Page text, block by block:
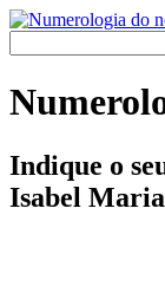
Indique o
Isabel Maria